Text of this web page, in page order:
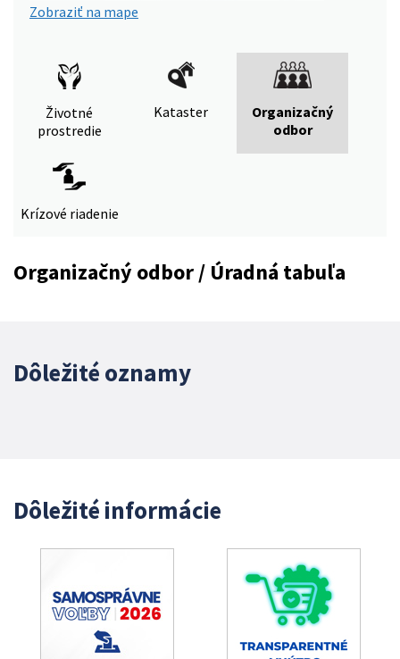
Zobraziť na mape
Životné
prostredie
Kataster
Organizačný
odbor
Krízové riadenie
Organizačný odbor / Úradná tabuľa
Dôležité oznamy
Dôležité informácie